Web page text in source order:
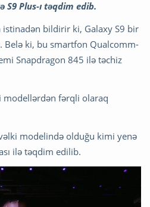
S9 Plus-ı təqdim edib.
bildirir ki, Galaxy S9 bir
Belə ki, bu smartfon Qualcomm-
Snapdragon 845 ilə təchiz
modellərdən fərqli olaraq
modelində olduğu kimi yenə
ilə təqdim edilib.